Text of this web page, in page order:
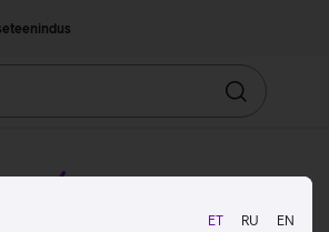
ET RU EN
Otsin